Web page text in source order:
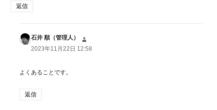
返信
石井 順（管理人）
り:
2023年11月22日 12:58
よくあることです。
返信